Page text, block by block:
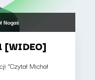
Nogaś
[WIDEO]
"Czytał Michał